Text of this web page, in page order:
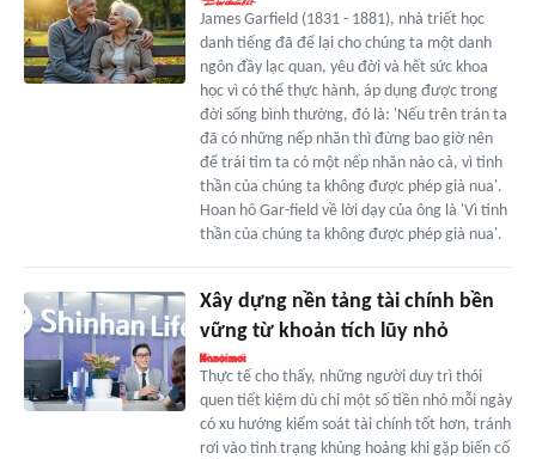
James Garfield (1831 - 1881), nhà triết học
danh tiếng đã để lại cho chúng ta một danh
ngôn đầy lạc quan, yêu đời và hết sức khoa
học vì có thể thực hành, áp dụng được trong
đời sống bình thường, đó là: 'Nếu trên trán ta
đã có những nếp nhăn thì đừng bao giờ nên
để trái tim ta có một nếp nhăn nào cả, vì tinh
thần của chúng ta không được phép già nua'.
Hoan hô Gar-field về lời dạy của ông là 'Vì tinh
thần của chúng ta không được phép già nua'.
Xây dựng nền tảng tài chính bền
vững từ khoản tích lũy nhỏ
Thực tế cho thấy, những người duy trì thói
quen tiết kiệm dù chỉ một số tiền nhỏ mỗi ngày
có xu hướng kiểm soát tài chính tốt hơn, tránh
rơi vào tình trạng khủng hoảng khi gặp biến cố